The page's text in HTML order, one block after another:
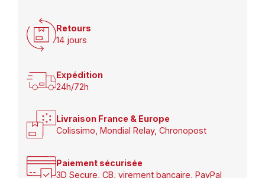
Retours
14 jours
Expédition
24h/72h
Livraison France & Europe
Colissimo, Mondial Relay, Chronopost
Paiement sécurisée
3D Secure, CB, virement bancaire, PayPal